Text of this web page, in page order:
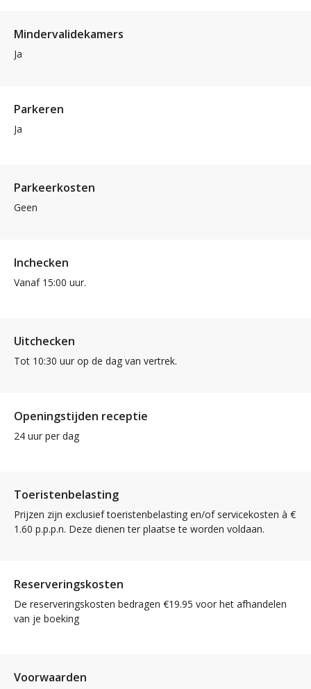
Mindervalidekamers
Ja
Parkeren
Ja
Parkeerkosten
Geen
Inchecken
Vanaf 15:00 uur.
Uitchecken
Tot 10:30 uur op de dag van vertrek.
Openingstijden receptie
24 uur per dag
Toeristenbelasting
Prijzen zijn exclusief toeristenbelasting en/of servicekosten à €
1.60 p.p.p.n. Deze dienen ter plaatse te worden voldaan.
Reserveringskosten
De reserveringskosten bedragen €19.95 voor het afhandelen
van je boeking
Voorwaarden